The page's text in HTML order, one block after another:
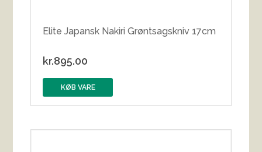
Elite Japansk Nakiri Grøntsagskniv 17cm
kr.895.00
KØB VARE